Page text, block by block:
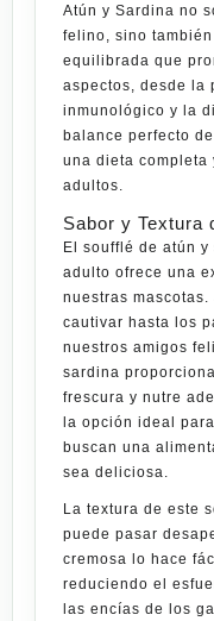
Atún y Sardina no
felino, sino
equilibrada que
aspectos, desde la
inmunológico y la
balance perfecto
una dieta completa
adultos.
Sabor y Textura
El soufflé de atún
adulto ofrece una
nuestras
cautivar hasta los
nuestros amigos
sardina
frescura y nutre
la opción ideal
buscan una
sea deliciosa.
La textura de este
puede pasar
cremosa lo hace
reduciendo el
las encías de los